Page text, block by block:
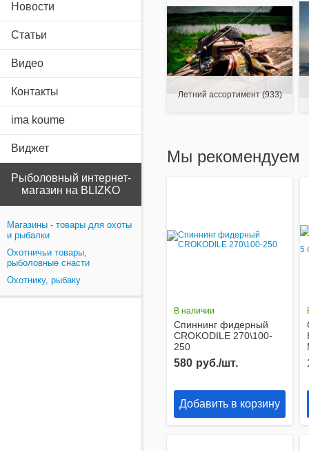
Новости
Статьи
Видео
Контакты
ima koume
Виджет
Рыболовный интернет-
магазин на BLIZKO
Магазины - товары для охоты
и рыбалки
Охотничьи товары,
рыболовные снасти
Охотнику, рыбаку
Летний ассортимент (933)
Мы рекомендуем
В наличии
Спиннинг фидерный
CROKODILE 270\100-
250
580 руб./шт.
Добавить в корзину